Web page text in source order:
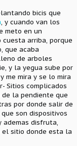
bicis que
, y cuando van los
meto en un
cuesta arriba, porque
que acaba
de arboles
y la yegua sube por
me mira y se lo mira
Sitios complicados
la pendiente que
por donde salir de
son dispositivos
ademas disfruta,
el sitio donde esta la